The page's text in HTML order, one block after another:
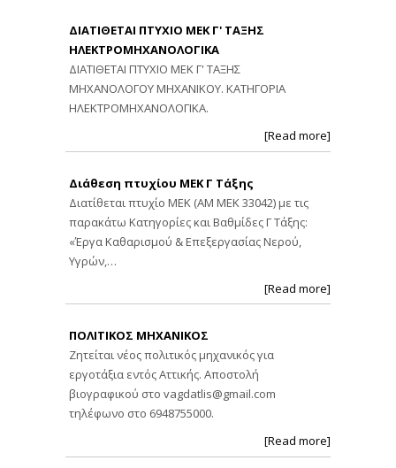
ΔΙΑΤΙΘΕΤΑΙ ΠΤΥΧΙΟ ΜΕΚ Γ' ΤΑΞΗΣ
ΗΛΕΚΤΡΟΜΗΧΑΝΟΛΟΓΙΚΑ
ΔΙΑΤΙΘΕΤΑΙ ΠΤΥΧΙΟ ΜΕΚ Γ' ΤΑΞΗΣ
ΜΗΧΑΝΟΛΟΓΟΥ ΜΗΧΑΝΙΚΟΥ. ΚΑΤΗΓΟΡΙΑ
ΗΛΕΚΤΡΟΜΗΧΑΝΟΛΟΓΙΚΑ.
[Read more]
Διάθεση πτυχίου ΜΕΚ Γ Τάξης
Διατίθεται πτυχίο ΜΕΚ (ΑΜ ΜΕΚ 33042) με τις
παρακάτω Κατηγορίες και Βαθμίδες Γ Τάξης:
«Έργα Καθαρισμού & Επεξεργασίας Νερού,
Υγρών,…
[Read more]
ΠΟΛΙΤΙΚΟΣ ΜΗΧΑΝΙΚΟΣ
Ζητείται νέος πολιτικός μηχανικός για
εργοτάξια εντός Αττικής. Αποστολή
βιογραφικού στο vagdatlis@gmail.com
τηλέφωνο στο 6948755000.
[Read more]